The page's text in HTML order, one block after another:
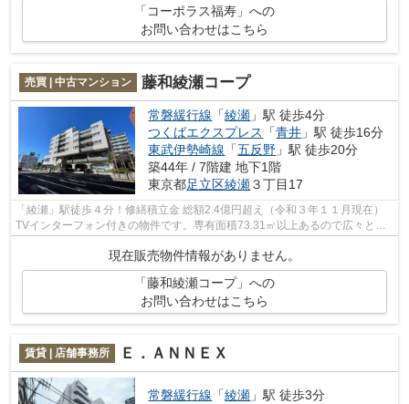
「コーポラス福寿」への
お問い合わせはこちら
売買 | 中古マンション 藤和綾瀬コープ
常磐緩行線 「綾瀬 」駅 徒歩4分
つくばエクスプレス
「青井 」駅 徒歩16分
東武伊勢崎線 「五反野 」駅 徒歩20分
築44年 / 7階建 地下1階
東京都足立区綾瀬３丁目17
「綾瀬」駅徒歩４分！修繕積立金 総額2.4億円超え（令和３年１１月現在）
TVインターフォン付きの物件です。専有面積73.31㎡以上あるので広々と使
えます。物件から徒歩4分の場所に駅が...
現在販売物件情報がありません。
「藤和綾瀬コープ」への
お問い合わせはこちら
賃貸 | 店舗事務所 Ｅ．ＡＮＮＥＸ
常磐緩行線 「綾瀬 」駅 徒歩3分